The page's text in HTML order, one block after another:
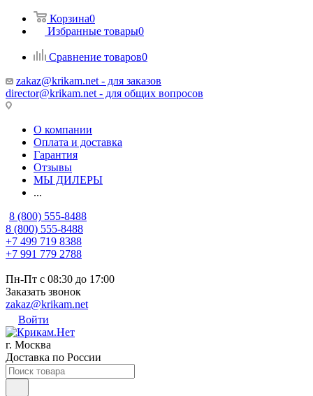
Корзина0
Избранные товары0
Сравнение товаров0
zakaz@krikam.net - для заказов
director@krikam.net - для общих вопросов
О компании
Оплата и доставка
Гарантия
Отзывы
МЫ ДИЛЕРЫ
...
8 (800) 555-8488
8 (800) 555-8488
+7 499 719 8388
+7 991 779 2788
Пн-Пт с 08:30 до 17:00
Заказать звонок
zakaz@krikam.net
Войти
г. Москва
Доставка по России